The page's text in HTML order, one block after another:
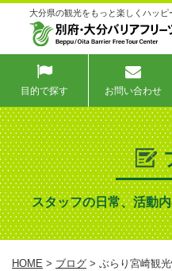
大分県の観光をもっと楽しくハッピ
目的で探す お問い合わせ
スタッフの日常、活動
HOME > ブログ > ぶらり宮崎観